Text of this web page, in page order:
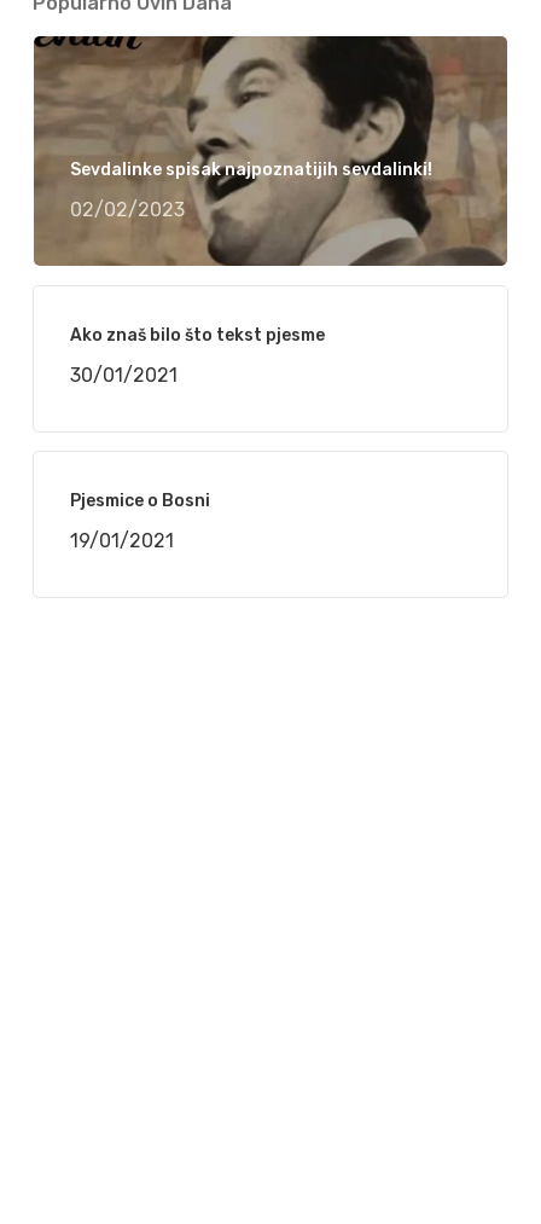
Sevdalinke spisak najpoznatijih sevdalinki!
02/02/2023
Ako znaš bilo što tekst pjesme
30/01/2021
Pjesmice o Bosni
19/01/2021